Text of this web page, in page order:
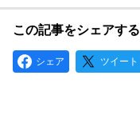
この記事をシェアする
シェア ツイート